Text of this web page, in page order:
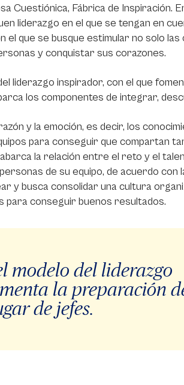
Cuestiónica, Fábrica de Inspiración.
liderazgo en el que se tengan en
que se busque estimular no solo las
y conquistar sus corazones.
liderazgo inspirador, con el que
los componentes de integrar,
y la emoción, es decir, los
para conseguir que compartan
la relación entre el reto y el
de su equipo, de acuerdo con
y busca consolidar una cultura
para conseguir buenos resultados.
modelo del liderazgo
la preparación
de jefes.